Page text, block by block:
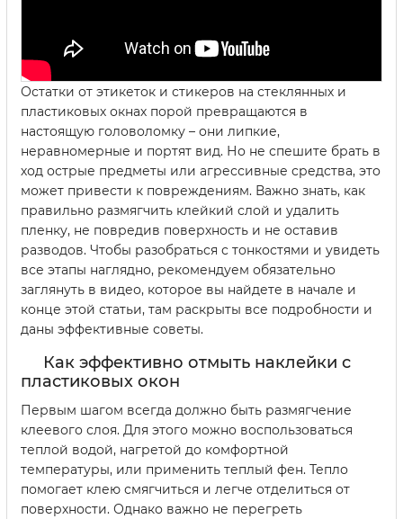
Остатки от этикеток и стикеров на стеклянных и
пластиковых окнах порой превращаются в
настоящую головоломку – они липкие,
неравномерные и портят вид. Но не спешите брать в
ход острые предметы или агрессивные средства, это
может привести к повреждениям. Важно знать, как
правильно размягчить клейкий слой и удалить
пленку, не повредив поверхность и не оставив
разводов. Чтобы разобраться с тонкостями и увидеть
все этапы наглядно, рекомендуем обязательно
заглянуть в видео, которое вы найдете в начале и
конце этой статьи, там раскрыты все подробности и
даны эффективные советы.
Как эффективно отмыть наклейки с
пластиковых окон
Первым шагом всегда должно быть размягчение
клеевого слоя. Для этого можно воспользоваться
теплой водой, нагретой до комфортной
температуры, или применить теплый фен. Тепло
помогает клею смягчиться и легче отделиться от
поверхности. Однако важно не перегреть